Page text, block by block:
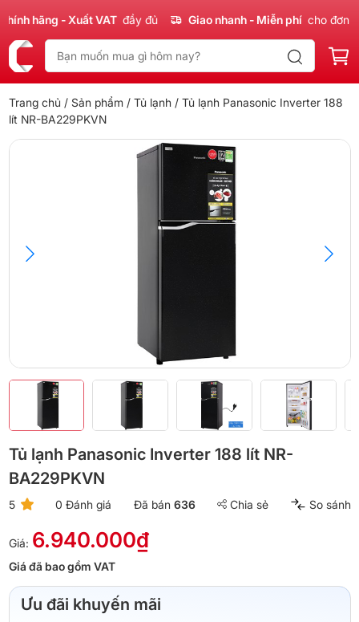
hãng - Xuất VAT đầy đủ Giao nhanh - Miễn phí cho đơn
Trang chủ / Sản phẩm / Tủ lạnh / Tủ lạnh Panasonic Inverter 188
lít NR-BA229PKVN
Tủ lạnh Panasonic Inverter 188 lít NR-
BA229PKVN
5 0 Đánh giá Đã bán 636 Chia sẻ So sánh
Giá: 6.940.000₫
Giá đã bao gồm VAT
Ưu đãi khuyến mãi